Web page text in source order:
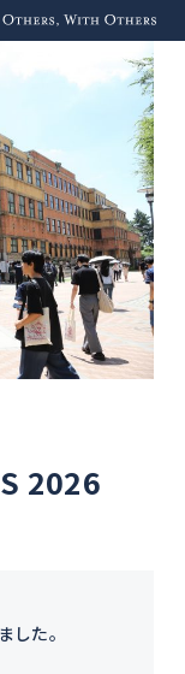
For Others, With
Others
2026
した。